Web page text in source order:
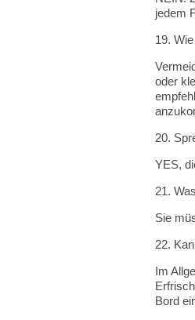
jedem
19.
oder
20.
YES,
21.
Sie
22.
Im
Bord